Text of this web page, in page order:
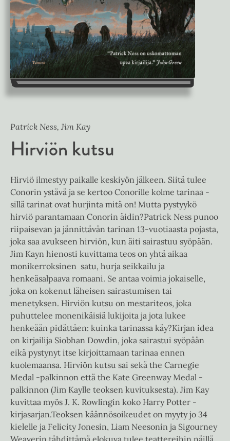
Patrick Ness, Jim Kay
Hirviön kutsu
Hirviö ilmestyy paikalle keskiyön jälkeen. Siitä tulee
Conorin ystävä ja se kertoo Conorille kolme tarinaa -
sillä tarinat ovat hurjinta mitä on! Mutta pystyykö
hirviö parantamaan Conorin äidin?Patrick Ness punoo
riipaisevan ja jännittävän tarinan 13-vuotiaasta pojasta,
joka saa avukseen hirviön, kun äiti sairastuu syöpään.
Jim Kayn hienosti kuvittama teos on yhtä aikaa
monikerroksinen satu, hurja seikkailu ja
henkeäsalpaava romaani. Se antaa voimia jokaiselle,
joka on kokenut läheisen sairastumisen tai
menetyksen. Hirviön kutsu on mestariteos, joka
puhuttelee monenikäisiä lukijoita ja jota lukee
henkeään pidättäen: kuinka tarinassa käy?Kirjan idea
on kirjailija Siobhan Dowdin, joka sairastui syöpään
eikä pystynyt itse kirjoittamaan tarinaa ennen
kuolemaansa. Hirviön kutsu sai sekä the Carnegie
Medal -palkinnon että the Kate Greenway Medal -
palkinnon (Jim Kaylle teoksen kuvituksesta). Jim Kay
kuvittaa myös J. K. Rowlingin koko Harry Potter -
kirjasarjan.Teoksen käännösoikeudet on myyty jo 34
kielelle ja Felicity Jonesin, Liam Neesonin ja Sigourney